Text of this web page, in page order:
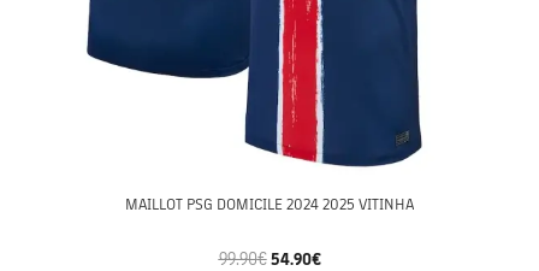
MAILLOT PSG DOMICILE 2024 2025 VITINHA
99.90€ 54.90€